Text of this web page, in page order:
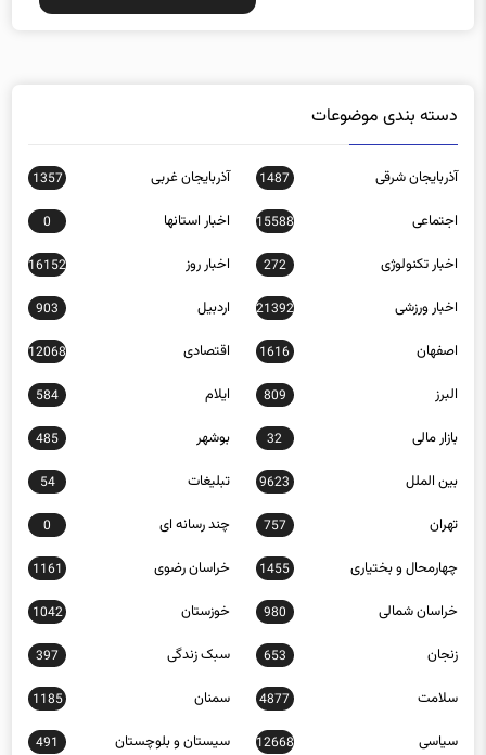
دسته بندی موضوعات
آذربایجان شرقی 1487 آذربایجان غربی 1357
اجتماعی 15588 اخبار استانها 0
اخبار تکنولوژی 272 اخبار روز 16152
اخبار ورزشی 21392 اردبیل 903
اصفهان 1616 اقتصادی 12068
البرز 809 ایلام 584
بازار مالی 32 بوشهر 485
بین الملل 9623 تبلیغات 54
تهران 757 چند رسانه ای 0
چهارمحال و بختیاری 1455 خراسان رضوی 1161
خراسان شمالی 980 خوزستان 1042
زنجان 653 سبک زندگی 397
سلامت 4877 سمنان 1185
سیاسی 12668 سیستان و بلوچستان 491